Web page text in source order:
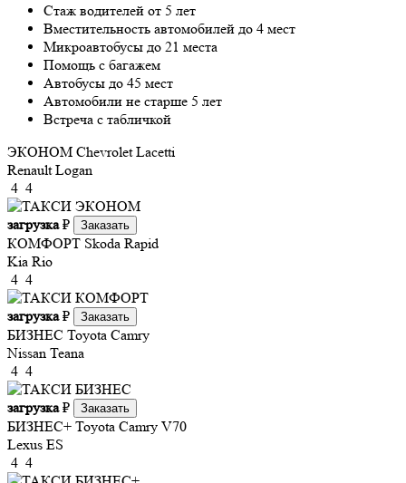
Стаж водителей от 5 лет
Вместительность автомобилей до 4 мест
Микроавтобусы до 21 места
Помощь с багажем
Автобусы до 45 мест
Автомобили не старше 5 лет
Встреча с табличкой
ЭКОНОМ Chevrolet Lacetti
Renault Logan
4 4
загрузка₽ Заказать
КОМФОРТ Skoda Rapid
Kia Rio
4 4
загрузка₽ Заказать
БИЗНЕС Toyota Camry
Nissan Teana
4 4
загрузка₽ Заказать
БИЗНЕС+ Toyota Camry V70
Lexus ES
4 4